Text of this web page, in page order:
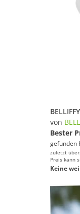
von
Bester
gefunden
zuletzt
Preis kann
Keine